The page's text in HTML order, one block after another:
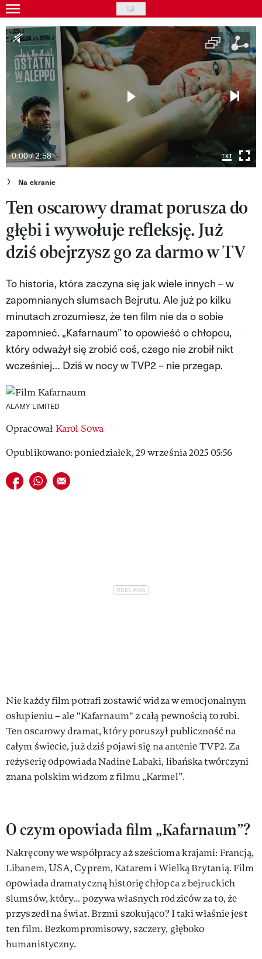
Skip
to
main
content
Wydarzenia
Rozrywka
Na ekranie
Piosenka
VIVA!ART
VIVA!MODA
VIVA!MAN
VIVA!PEOPLE POWER
VIVA!ITAKA
0:00 / 2:58
Na ekranie
Ten oscarowy dramat porusza do
głębi i wywołuje refleksję. Już
dziś obejrzysz go za darmo w TV
To historia, która zaczyna się jak wiele innych – w
zapomnianych slumsach Bejrutu. Ale już po kilku
minutach zrozumiesz, że ten film nie da o sobie
zapomnieć. „Kafarnaum” to opowieść o chłopcu,
który odważył się zrobić coś, czego nie zrobił nikt
wcześniej… Dziś w nocy w TVP2 – nie przegap.
ALAMY LIMITED
Opracował Karol Sowa
Opublikowano: poniedziałek, 29 września 2025 05:56
Udostępnij na facebook
Udostępnij na whatsapp
E-mail do przyjaciela
Nie każdy film potrafi zostawić widza w emocjonalnym
osłupieniu – ale "Kafarnaum" z całą pewnością to robi.
Ten oscarowy dramat, który poruszył publiczność na
całym świecie, już dziś pojawi się na antenie TVP2. Za
reżyserię odpowiada Nadine Labaki, libańska twórczyni
znana polskim widzom z filmu „Karmel”.
O czym opowiada film „Kafarnaum”?
Nakręcony we współpracy aż sześcioma krajami: Francją,
Libanem, USA, Cyprem, Katarem i Wielką Brytanią. Film
opowiada dramatyczną historię chłopca z bejruckich
slumsów, który… pozywa własnych rodziców za to, że
przyszedł na świat. Brzmi szokująco? I taki właśnie jest
ten film. Bezkompromisowy, szczery, głęboko
humanistyczny.